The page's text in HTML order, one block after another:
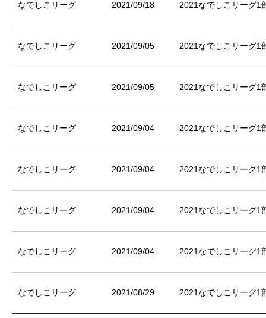
なでしこリーグ 2021/09/18 2021なでしこリーグ1
なでしこリーグ 2021/09/05 2021なでしこリーグ1
なでしこリーグ 2021/09/05 2021なでしこリーグ1
なでしこリーグ 2021/09/04 2021なでしこリーグ1
なでしこリーグ 2021/09/04 2021なでしこリーグ1
なでしこリーグ 2021/09/04 2021なでしこリーグ1
なでしこリーグ 2021/09/04 2021なでしこリーグ1
なでしこリーグ 2021/08/29 2021なでしこリーグ1